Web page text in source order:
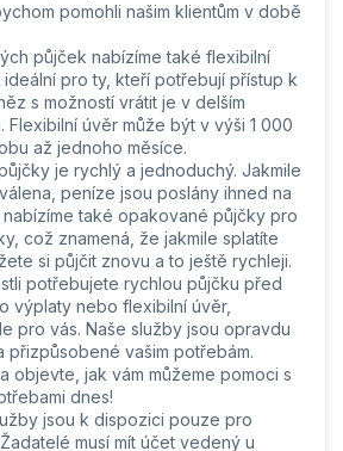
pomohli našim klientům v době
půjček nabízíme také flexibilní
pro ty, kteří potřebují přístup k
s možností vrátit je v delším
Flexibilní úvěr může být v výši 1 000
až jednoho měsíce.
je rychlý a jednoduchý. Jakmile
peníze jsou poslány ihned na
také opakované půjčky pro
což znamená, že jakmile splatíte
si půjčit znovu a to ještě rychleji.
potřebujete rychlou půjčku před
výplaty nebo flexibilní úvěr,
pro vás. Naše služby jsou opravdu
přizpůsobené vašim potřebám.
objevte, jak vám můžeme pomoci s
dnes!
jsou k dispozici pouze pro
musí mít účet vedený u